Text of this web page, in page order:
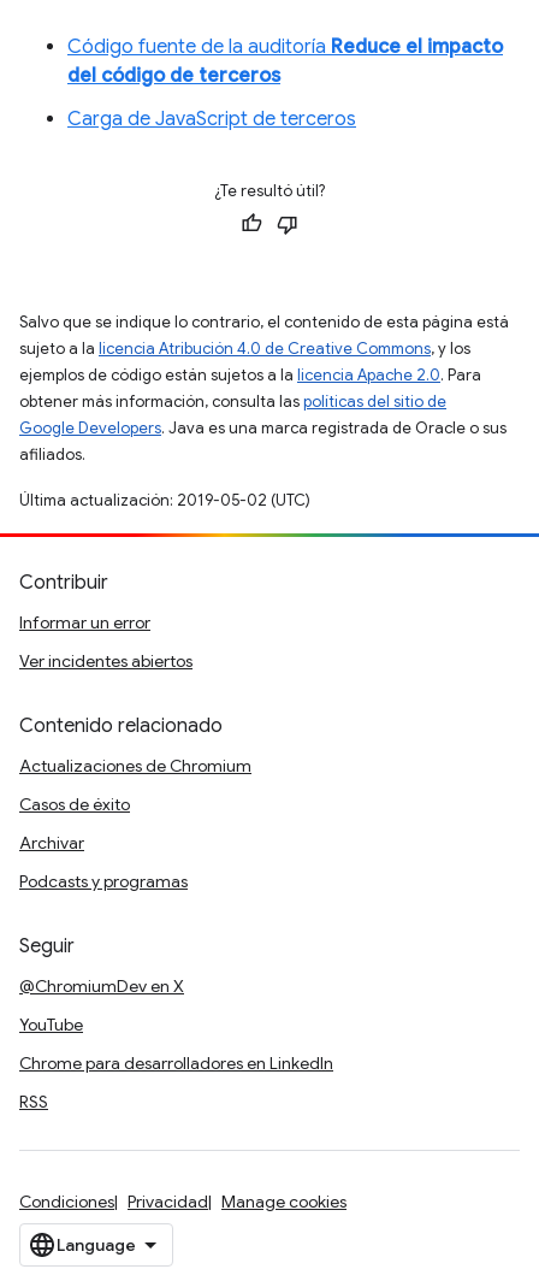
Código fuente de la auditoría Reduce el impacto
del código de terceros
Carga de JavaScript de terceros
¿Te resultó útil?
Salvo que se indique lo contrario, el contenido de esta página está
sujeto a la licencia Atribución 4.0 de Creative Commons, y los
ejemplos de código están sujetos a la licencia Apache 2.0. Para
obtener más información, consulta laspolíticas del sitio de
Google Developers. Java es una marca registrada de Oracle o sus
afiliados.
Última actualización: 2019-05-02 (UTC)
Contribuir
Informar un error
Ver incidentes abiertos
Contenido relacionado
Actualizaciones de Chromium
Casos de éxito
Archivar
Podcasts y programas
Seguir
@ChromiumDev en X
YouTube
Chrome para desarrolladores en LinkedIn
RSS
Condiciones Privacidad Manage cookies